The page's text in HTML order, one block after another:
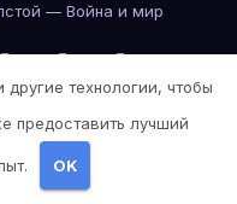
— Война и мир
ЛондонЛондон
Лос-Анджелес
Лос-Анджелес
технологии, чтобы
предоставить лучший
OK